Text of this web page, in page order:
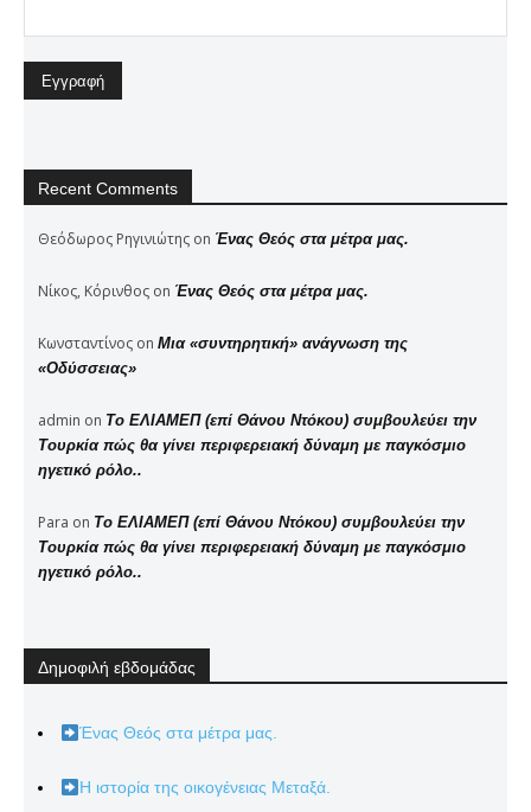
Recent Comments
Θεόδωρος Ρηγινιώτης on Ένας Θεός στα μέτρα μας.
Νίκος, Κόρινθος on Ένας Θεός στα μέτρα μας.
Κωνσταντίνος on Μια «συντηρητική» ανάγνωση της
«Οδύσσειας»
admin on Το ΕΛΙΑΜΕΠ (επί Θάνου Ντόκου) συμβουλεύει την
Τουρκία πώς θα γίνει περιφερειακή δύναμη με παγκόσμιο
ηγετικό ρόλο..
Para on Το ΕΛΙΑΜΕΠ (επί Θάνου Ντόκου) συμβουλεύει την
Τουρκία πώς θα γίνει περιφερειακή δύναμη με παγκόσμιο
ηγετικό ρόλο..
Δημοφιλή εβδομάδας
Ένας Θεός στα μέτρα μας.
Η ιστορία της οικογένειας Μεταξά.